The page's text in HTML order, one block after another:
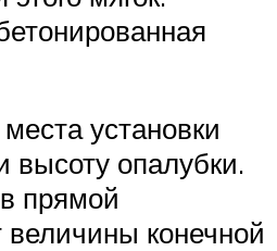
установки
высоту опалубки.
прямой
величины конечной